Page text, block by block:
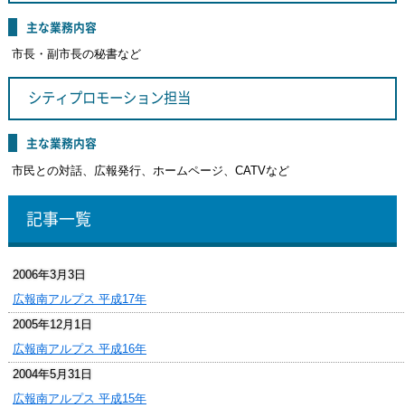
主な業務内容
市長・副市長の秘書など
シティプロモーション担当
主な業務内容
市民との対話、広報発行、ホームページ、CATVなど
記事一覧
2006年3月3日
広報南アルプス 平成17年
2005年12月1日
広報南アルプス 平成16年
2004年5月31日
広報南アルプス 平成15年